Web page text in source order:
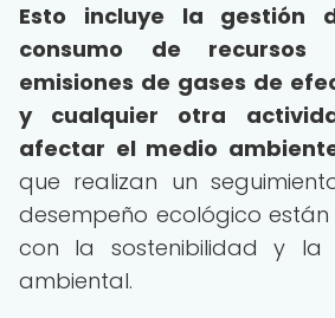
Esto incluye la gestión
consumo de recursos
emisiones de gases de
y cualquier otra
afectar el medio
que realizan un
desempeño ecológico
con la sostenibilidad y la
ambiental.